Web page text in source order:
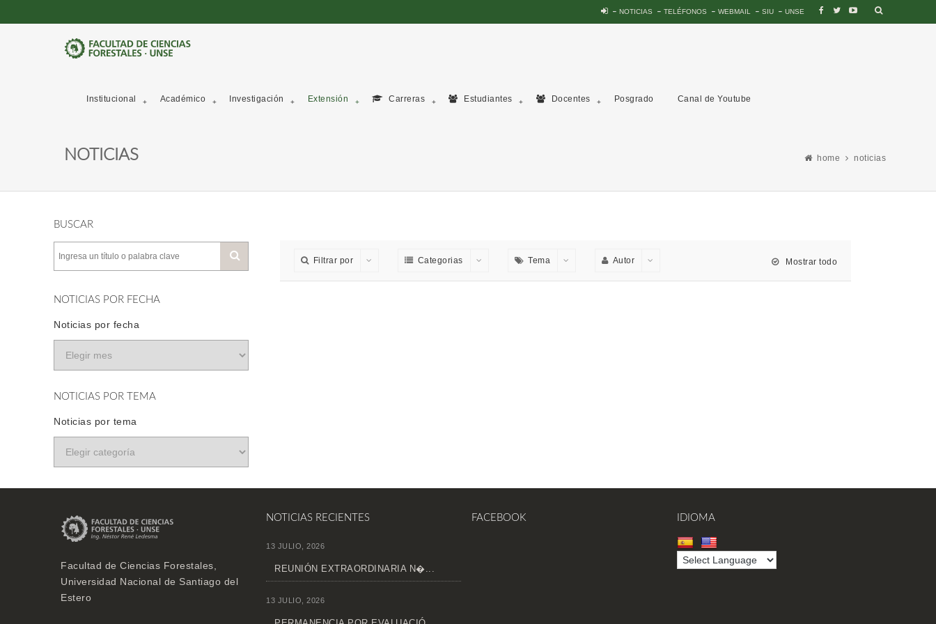
NOTICIAS TELÉFONOS WEBMAIL SIU UNSE
Institucional Académico Investigación Extensión Carreras Estudiantes Docentes Posgrado Canal de Youtube
NOTICIAS home noticias
BUSCAR
NOTICIAS POR FECHA
Noticias por fecha
NOTICIAS POR TEMA
Noticias por tema
Filtrar por Categorias Tema Autor Mostrar todo
Facultad de Ciencias Forestales,
Universidad Nacional de Santiago del
Estero
NOTICIAS RECIENTES
13 JULIO, 2026
REUNIÓN EXTRAORDINARIA N�...
13 JULIO, 2026
FACEBOOK IDIOMA